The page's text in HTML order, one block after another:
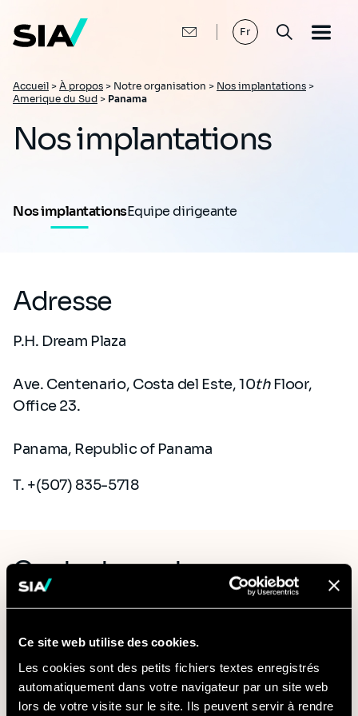
Ce site web utilise des cookies.
Les cookies sont des petits fichiers textes enregistrés
automatiquement dans votre navigateur par un site web
lors de votre visite sur le site. Ils peuvent servir à rendre
contenu
principal
Fr
Fil
d'Ariane
Accueil > À propos > Notre organisation > Nos implantations >
Amerique du Sud > Panama
Nos implantations
Nos implantationsEquipe dirigeante
Adresse
P.H. Dream Plaza
Ave. Centenario, Costa del Este, 10thFloor,
Office 23.
Panama, Republic of Panama
T. +(507) 835-5718
Contactez notre
représentant de Panama
Courriel*